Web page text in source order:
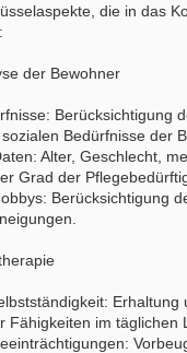
die in das
der Bewohner
Berücksichtigung
Bedürfnisse der
Alter, Geschlecht,
Grad der
Berücksichtigung
Erhaltung
Fähigkeiten im täglichen